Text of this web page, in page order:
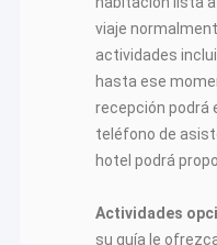
viaje
actividades
hasta ese
recepción podrá
teléfono de
hotel podrá
Actividades
su guía le